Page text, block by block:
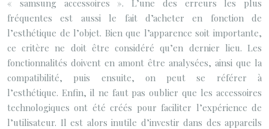
« samsung accessoires ». L’une des erreurs les plus
fréquentes est aussi le fait d’acheter en fonction de
l’esthétique de l’objet. Bien que l’apparence soit importante,
ce critère ne doit être considéré qu’en dernier lieu. Les
fonctionnalités doivent en amont être analysées, ainsi que la
compatibilité, puis ensuite, on peut se référer à
l’esthétique. Enfin, il ne faut pas oublier que les accessoires
technologiques ont été créés pour faciliter l’expérience de
l’utilisateur. Il est alors inutile d’investir dans des appareils